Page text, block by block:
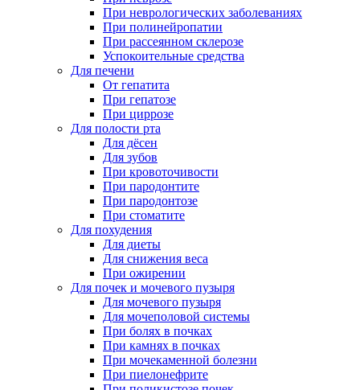
При неврологических заболеваниях
При полинейропатии
При рассеянном склерозе
Успокоительные средства
Для печени
От гепатита
При гепатозе
При циррозе
Для полости рта
Для дёсен
Для зубов
При кровоточивости
При пародонтите
При пародонтозе
При стоматите
Для похудения
Для диеты
Для снижения веса
При ожирении
Для почек и мочевого пузыря
Для мочевого пузыря
Для мочеполовой системы
При болях в почках
При камнях в почках
При мочекаменной болезни
При пиелонефрите